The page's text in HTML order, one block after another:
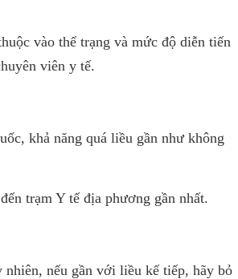
vào thể trạng và mức độ diễn tiến
viên y tế.
khả năng quá liều gần như không
trạm Y tế địa phương gần nhất.
nếu gần với liều kế tiếp, hãy bỏ